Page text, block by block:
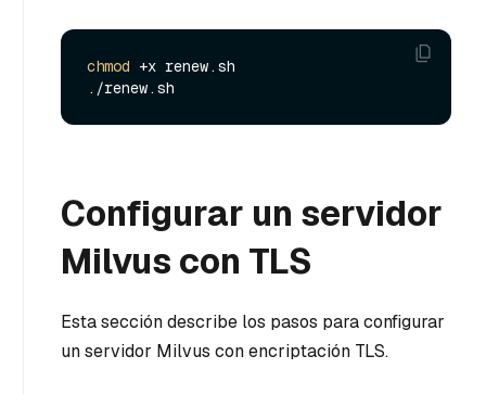
chmod +x renew.sh
Configurar un servidor
Milvus con TLS
Esta sección describe los pasos para configurar
un servidor Milvus con encriptación TLS.